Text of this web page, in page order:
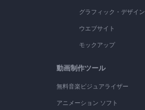
グラフィック・デザイン
ウエブサイト
モックアップ
動画制作ツール
無料音楽ビジュアライザー
アニメーション ソフト